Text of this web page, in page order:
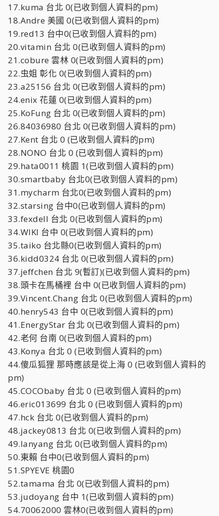
17.kuma 台北 0(已收到個人資料的pm)
18.Andre 美國 0(已收到個人資料的pm)
19.red13 台中0(已收到個人資料的pm)
20.vitamin 台北 0(已收到個人資料的pm)
21.cobure 雲林 0(已收到個人資料的pm)
22.虫姐 彰化 0(已收到個人資料的pm)
23.a25156 台北 0(已收到個人資料的pm)
24.enix 花蓮 0(已收到個人資料的pm)
25.KoFung 台北 0(已收到個人資料的pm)
26.84036980 台北 0(已收到個人資料的pm)
27.Kent 台北 0 (已收到個人資料的pm)
28.NONO 台北 0 (已收到個人資料的pm)
29.hata0011 桃園 1(已收到個人資料的pm)
30.smartbaby 台北0(已收到個人資料的pm)
31.mycharm 台北0(已收到個人資料的pm)
32.starsing 台中0(已收到個人資料的pm)
33.fexdell 台北 0(已收到個人資料的pm)
34.WIKI 台中 0(已收到個人資料的pm)
35.taiko 台北縣0(已收到個人資料的pm)
36.kidd0324 台北 0(已收到個人資料的pm)
37.jeffchen 台北 9(暫訂)(已收到個人資料的pm)
38.頭卡在馬桶裡 台中 0(已收到個人資料的pm)
39.Vincent.Chang 台北 0(已收到個人資料的pm)
40.henry543 台中 0(已收到個人資料的pm)
41.EnergyStar 台北 0(已收到個人資料的pm)
42.老何 台南 0(已收到個人資料的pm)
43.Konya 台北 0 (已收到個人資料的pm)
44.傻瓜狐狸 那時應該是從上海 0 (已收到個人資料的
pm)
45.COCObaby 台北 0 (已收到個人資料的pm)
46.eric013699 台北 0 (已收到個人資料的pm)
47.hck 台北 0(已收到個人資料的pm)
48.jackey0813 台北 0(已收到個人資料的pm)
49.lanyang 台北 0(已收到個人資料的pm)
50.東賴 台中0(已收到個人資料的pm)
51.SPYEVE 桃園0
52.tamama 台北 0(已收到個人資料的pm)
53.judoyang 台中 1(已收到個人資料的pm)
54.70062000 雲林0(已收到個人資料的pm)